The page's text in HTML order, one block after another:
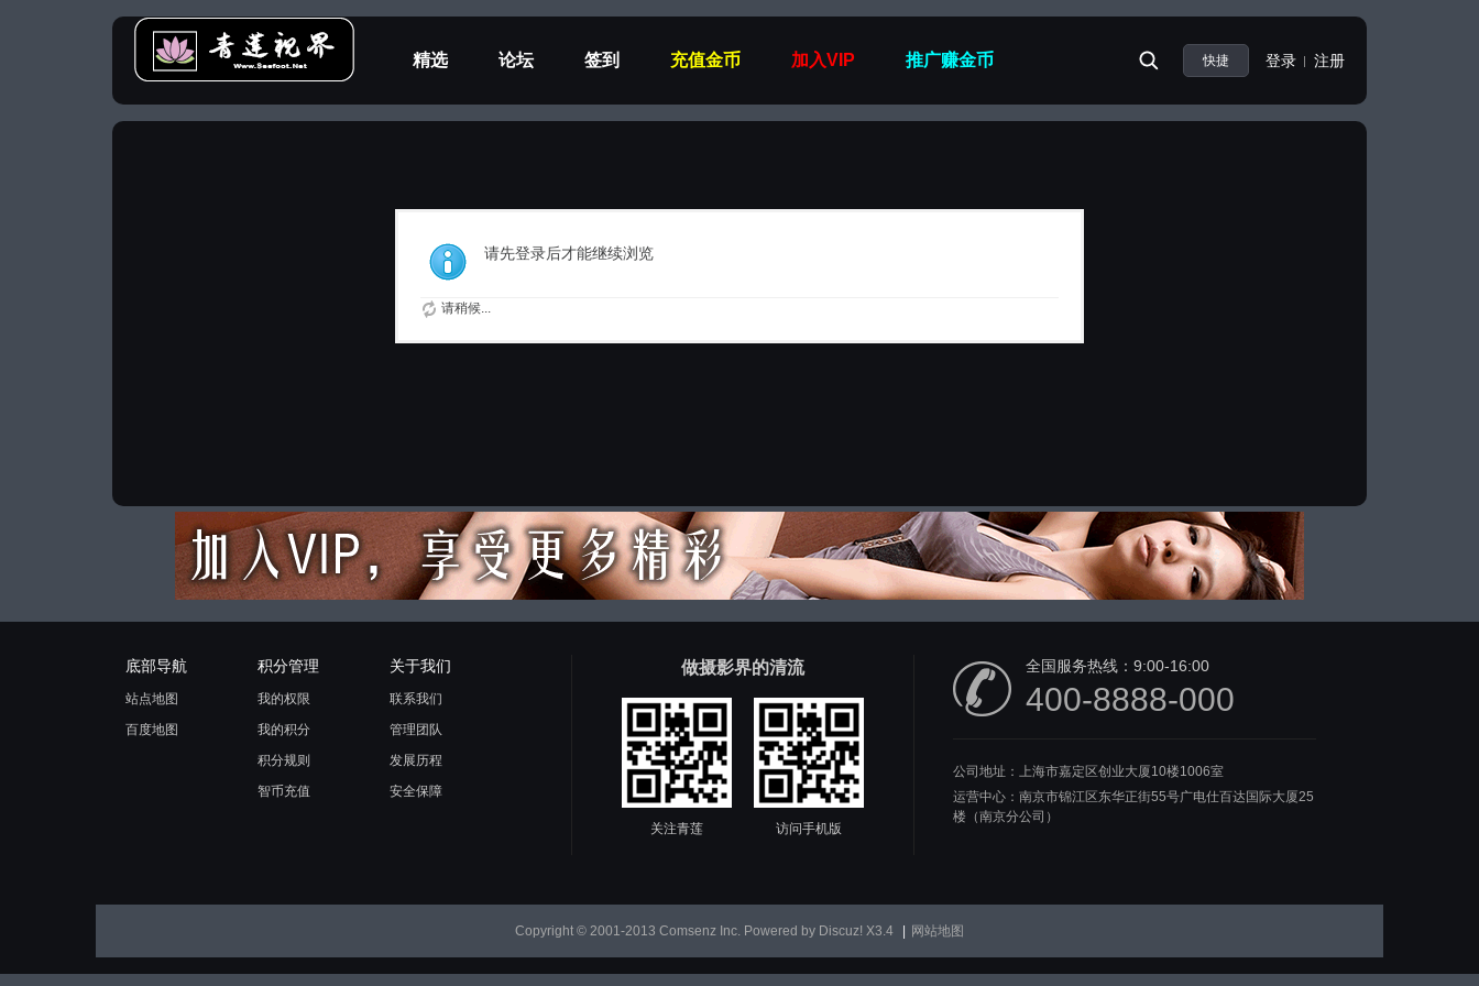
精选 论坛 签到 充值金币 加入VIP 推广赚金币 快捷 登录 注册
请先登录后才能继续浏览
请稍候...
底部导航
站点地图
百度地图
积分管理
我的权限
我的积分
积分规则
智币充值
关于我们
联系我们
管理团队
发展历程
安全保障
做摄影界的清流
关注青莲 访问手机版
全国服务热线： 9:00-16:00
400-8888-000
公司地址：上海市嘉定区创业大厦10楼1006室
运营中心：南京市锦江区东华正街55号广电仕百达国际大厦25
楼（南京分公司）
Copyright © 2001-2013 Comsenz Inc. Powered by Discuz! X3.4 网站地图